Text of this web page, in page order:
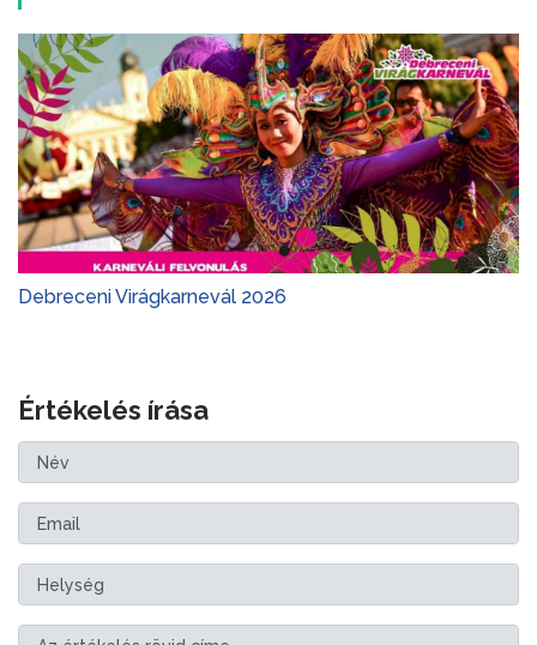
Debreceni Virágkarnevál 2026
Értékelés írása